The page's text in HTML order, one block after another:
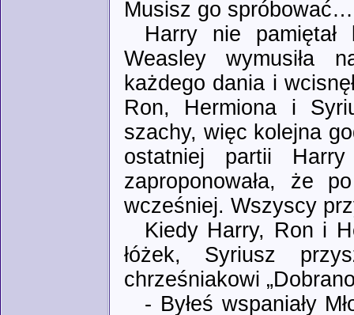
Musisz go
Harry nie
Weasley wymusiła
każdego dania i
Ron, Hermiona i
szachy, więc kolejna
ostatniej partii
zaproponowała, że
wcześniej. Wszyscy
Kiedy Harry, Ron i
łóżek, Syriusz
chrześniakowi
- Byłeś wspaniały